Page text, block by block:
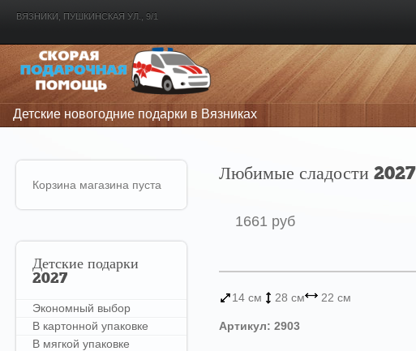
ВЯЗНИКИ, ПУШКИНСКАЯ УЛ., 9/1
Детские новогодние подарки в Вязниках
Любимые сладости 2027
1661 руб
14 см 28 см 22 см
Артикул: 2903
Корзина магазина пуста
Детские подарки
2027
Экономный выбор
В картонной упаковке
В мягкой упаковке